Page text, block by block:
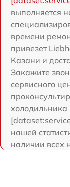
выполняется
времени
привезет
Казани и
Закажите
сервисного
холодильника
нашей
наличии всех